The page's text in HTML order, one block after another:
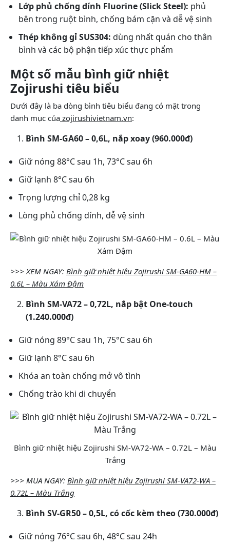
Lớp phủ chống dính Fluorine (Slick Steel): phủ
bên trong ruột bình, chống bám cặn và dễ vệ sinh
Thép không gỉ SUS304: dùng nhất quán cho thân
bình và các bộ phận tiếp xúc thực phẩm
Một số mẫu bình giữ nhiệt
Zojirushi tiêu biểu
Dưới đây là ba dòng bình tiêu biểu đang có mặt trong
danh mục của zojirushivietnam.vn:
Bình SM-GA60 – 0,6L, nắp xoay (960.000đ)
Giữ nóng 88°C sau 1h, 73°C sau 6h
Giữ lạnh 8°C sau 6h
Trọng lượng chỉ 0,28 kg
Lòng phủ chống dính, dễ vệ sinh
>>> XEM NGAY: Bình giữ nhiệt hiệu Zojirushi SM-GA60-HM –
0.6L – Màu Xám Đậm
Bình SM-VA72 – 0,72L, nắp bật One-touch
(1.240.000đ)
Giữ nóng 89°C sau 1h, 75°C sau 6h
Giữ lạnh 8°C sau 6h
Khóa an toàn chống mở vô tình
Chống trào khi di chuyển
Bình giữ nhiệt hiệu Zojirushi SM-VA72-WA – 0.72L – Màu
Trắng
>>> MUA NGAY: Bình giữ nhiệt hiệu Zojirushi SM-VA72-WA –
0.72L – Màu Trắng
Bình SV-GR50 – 0,5L, có cốc kèm theo (730.000đ)
Giữ nóng 76°C sau 6h, 48°C sau 24h